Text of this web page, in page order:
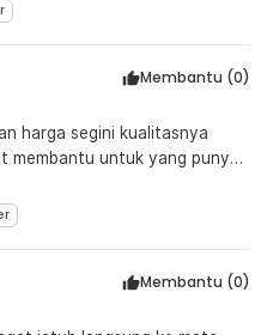
Membantu (0)
harga segini kualitasnya
membantu untuk yang punya
Membantu (0)